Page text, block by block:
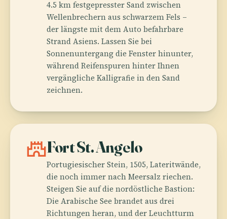
4.5 km festgepresster Sand zwischen
Wellenbrechern aus schwarzem Fels –
der längste mit dem Auto befahrbare
Strand Asiens. Lassen Sie bei
Sonnenuntergang die Fenster hinunter,
während Reifenspuren hinter Ihnen
vergängliche Kalligrafie in den Sand
zeichnen.
castleFort St. Angelo
Portugiesischer Stein, 1505, Lateritwände,
die noch immer nach Meersalz riechen.
Steigen Sie auf die nordöstliche Bastion:
Die Arabische See brandet aus drei
Richtungen heran, und der Leuchtturm